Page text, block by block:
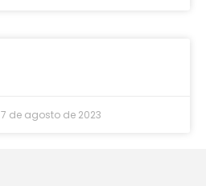
7 de agosto de 2023